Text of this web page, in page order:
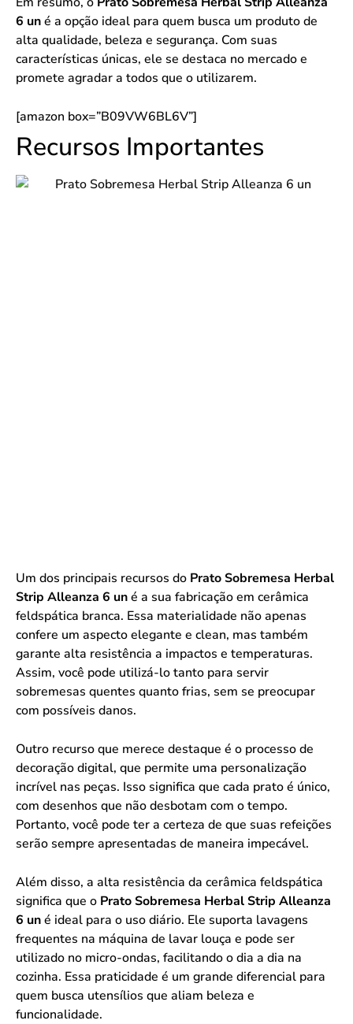
6 uné a opção ideal para quem busca um produto de
alta qualidade, beleza e segurança. Com suas
características únicas, ele se destaca no mercado e
promete agradar a todos que o utilizarem.
[amazon box=”B09VW6BL6V”]
Recursos Importantes
Um dos principais recursos do Prato Sobremesa Herbal
Strip Alleanza 6 uné a sua fabricação em cerâmica
feldspática branca. Essa materialidade não apenas
confere um aspecto elegante e clean, mas também
garante alta resistência a impactos e temperaturas.
Assim, você pode utilizá-lo tanto para servir
sobremesas quentes quanto frias, sem se preocupar
com possíveis danos.
Outro recurso que merece destaque é o processo de
decoração digital, que permite uma personalização
incrível nas peças. Isso significa que cada prato é único,
com desenhos que não desbotam com o tempo.
Portanto, você pode ter a certeza de que suas refeições
serão sempre apresentadas de maneira impecável.
Além disso, a alta resistência da cerâmica feldspática
significa que o Prato Sobremesa Herbal Strip Alleanza
6 uné ideal para o uso diário. Ele suporta lavagens
frequentes na máquina de lavar louça e pode ser
utilizado no micro-ondas, facilitando o dia a dia na
cozinha. Essa praticidade é um grande diferencial para
quem busca utensílios que aliam beleza e
funcionalidade.